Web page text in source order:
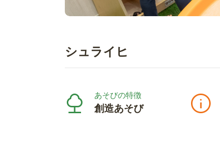
シュライヒ
あそびの特徴
創造あそび